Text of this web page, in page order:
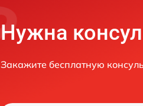
Нужна
Закажите бесплатную